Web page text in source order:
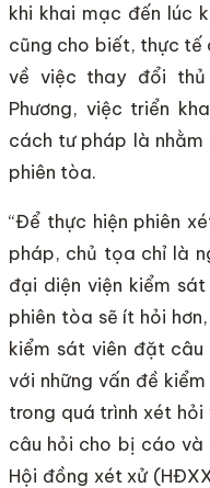
khi khai mạc đến lúc
cũng cho biết, thực tế
về việc thay đổi
Phương, việc triển
cách tư pháp là
phiên tòa.
“Để thực hiện phiên
pháp, chủ tọa chỉ là
đại diện viện kiểm
phiên tòa sẽ ít hỏi
kiểm sát viên đặt
với những vấn đề
trong quá trình xét
câu hỏi cho bị cáo và
Hội đồng xét xử